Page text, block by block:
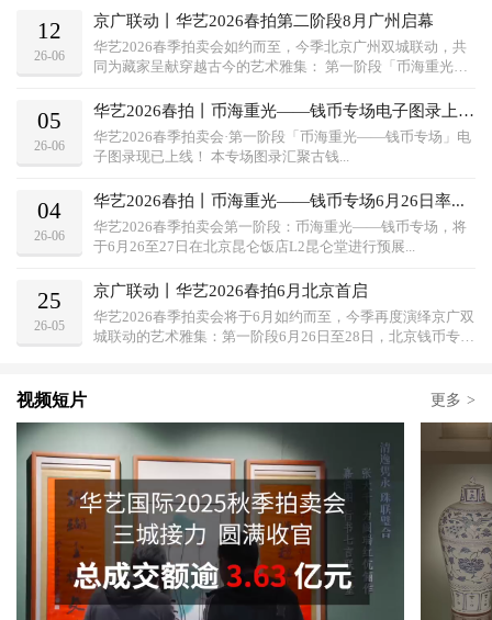
12
26-06
京广联动丨华艺2026春拍第二阶段8月广州启幕
华艺2026春季拍卖会如约而至，今季北京广州双城联动，共
同为藏家呈献穿越古今的艺术雅集： 第一阶段「币海重光—
05
26-06
华艺2026春拍丨币海重光——钱币专场电子图录上线...
华艺2026春季拍卖会·第一阶段「币海重光——钱币专场」电
子图录现已上线！ 本专场图录汇聚古钱...
04
26-06
华艺2026春拍丨币海重光——钱币专场6月26日率...
华艺2026春季拍卖会第一阶段：币海重光——钱币专场，将
于6月26至27日在北京昆仑饭店L2昆仑堂进行预展...
25
26-05
京广联动丨华艺2026春拍6月北京首启
华艺2026春季拍卖会将于6月如约而至，今季再度演绎京广双
城联动的艺术雅集：第一阶段6月26日至28日，北京钱币专场
视频短片 更多 >